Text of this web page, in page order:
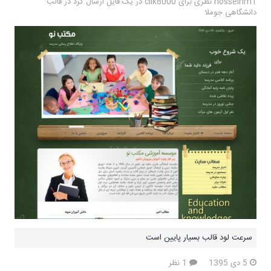
دانشگاهی جوملا
سرعت لود قالب بسیار پایین است
5 دی 1395